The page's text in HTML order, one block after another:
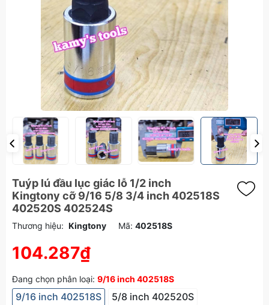
Tuýp lú đầu lục giác lỗ 1/2 inch
Kingtony cỡ 9/16 5/8 3/4 inch 402518S
402520S 402524S
Thương hiệu: Kingtony Mã: 402518S
104.287₫
Đang chọn phân loại: 9/16 inch 402518S
9/16 inch 402518S
5/8 inch 402520S